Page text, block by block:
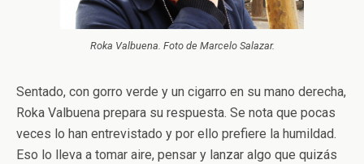
Roka Valbuena. Foto de Marcelo Salazar.
Sentado, con gorro verde y un cigarro en su mano derecha,
Roka Valbuena prepara su respuesta. Se nota que pocas
veces lo han entrevistado y por ello prefiere la humildad.
Eso lo lleva a tomar aire, pensar y lanzar algo que quizás